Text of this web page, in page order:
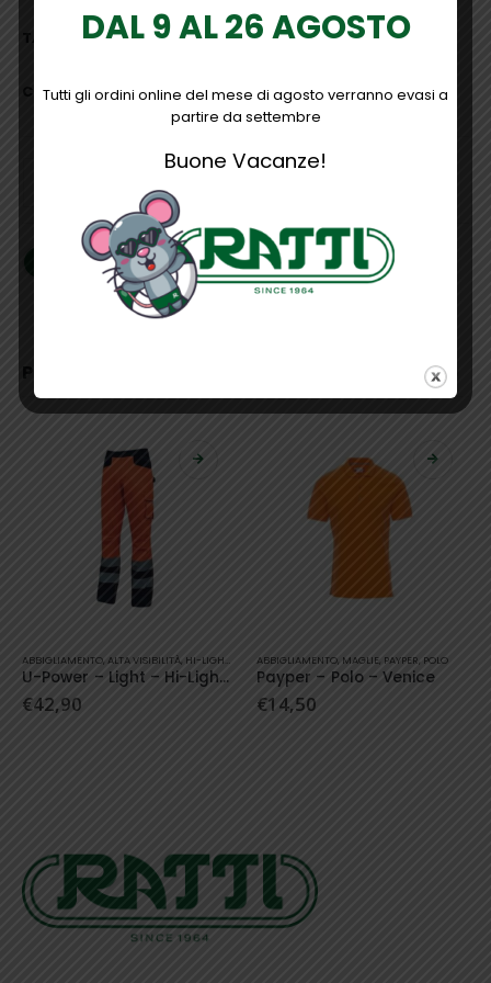
TAGLIE ABBIGLIAMENTO
COLORE
PANTALONI,U-POWER
ABBIGLIAMENTO,MAGLIE,PAYPER,POLO
Payper – Polo – Venice
€14,50
ABBIGLIAMENTO,ALTA VISIBILITÀ ,GILET
€40,30
DAL 9 AL 26 AGOSTO
Tutti gli ordini online del mese di agosto verranno evasi a
partire da settembre
Buone Vacanze!